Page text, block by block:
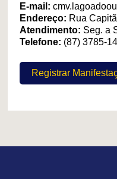
E-mail:
Endereço: Rua
Atendimento: Seg. a
Telefone: (87) 3785-
Registrar